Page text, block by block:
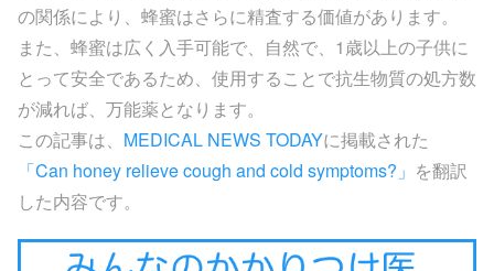
の関係により、蜂蜜はさらに精査する価値があります。
また、蜂蜜は広く入手可能で、自然で、1歳以上の子供に
とって安全であるため、使用することで抗生物質の処方数
が減れば、万能薬となります。
この記事は、 MEDICAL NEWS TODAYに掲載された
「Can honey relieve cough and cold symptoms?」 を翻訳
した内容です。